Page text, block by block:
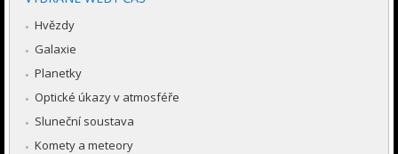
Hvězdy
Galaxie
Planetky
Optické úkazy v atmosféře
Sluneční soustava
Komety a meteory